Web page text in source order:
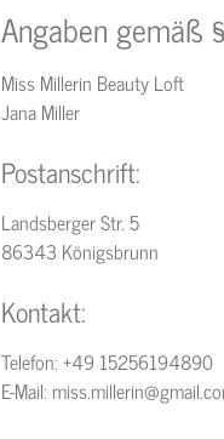
Angaben gemäß
Miss Millerin Beauty Loft
Jana Miller
Postanschrift:
Landsberger Str. 5
86343 Königsbrunn
Kontakt:
Telefon: +49 15256194890
E-Mail: